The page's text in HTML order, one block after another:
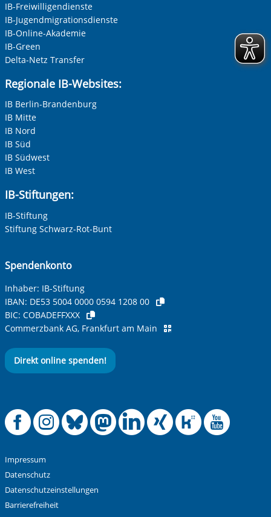
IB-Freiwilligendienste
IB-Jugendmigrationsdienste
IB-Online-Akademie
IB-Green
Delta-Netz Transfer
Regionale IB-Websites:
IB Berlin-Brandenburg
IB Mitte
IB Nord
IB Süd
IB Südwest
IB West
IB-Stiftungen:
IB-Stiftung
Stiftung Schwarz-Rot-Bunt
Spendenkonto
Inhaber: IB-Stiftung
IBAN: DE53 5004 0000 0594 1208 00
BIC: COBADEFFXXX
Commerzbank AG, Frankfurt am Main
Direkt online spenden!
Offizielle
Offizielle
Offizielle
Offizielle
Offizielle
Impressum
Datenschutz
Datenschutzeinstellungen
Barrierefreiheit